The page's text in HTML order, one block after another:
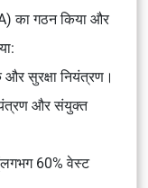
का गठन किया और
और सुरक्षा नियंत्रण।
और संयुक्त
60% वेस्ट